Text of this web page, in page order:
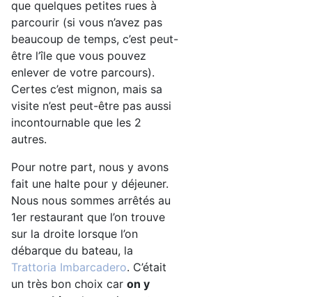
que quelques petites rues à
parcourir (si vous n’avez pas
beaucoup de temps, c’est peut-
être l’île que vous pouvez
enlever de votre parcours).
Certes c’est mignon, mais sa
visite n’est peut-être pas aussi
incontournable que les 2
autres.
Pour notre part, nous y avons
fait une halte pour y déjeuner.
Nous nous sommes arrêtés au
1er restaurant que l’on trouve
sur la droite lorsque l’on
débarque du bateau, la
Trattoria Imbarcadero. C’était
un très bon choix car on y